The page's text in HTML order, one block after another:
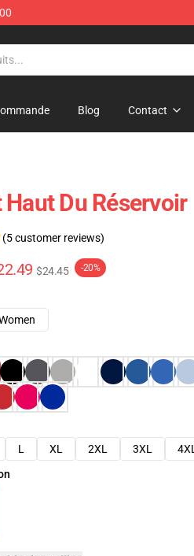
Blog Contact
Du Réservoir
(5 customer reviews)
$24.45 -20%
L XL 2XL 3XL 4XL